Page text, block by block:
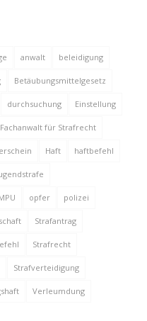
anwalt beleidigung
Betäubungsmittelgesetz
durchsuchung Einstellung
Fachanwalt für Strafrecht
Haft haftbefehl
opfer polizei
Strafantrag
Strafrecht
Strafverteidigung
Verleumdung